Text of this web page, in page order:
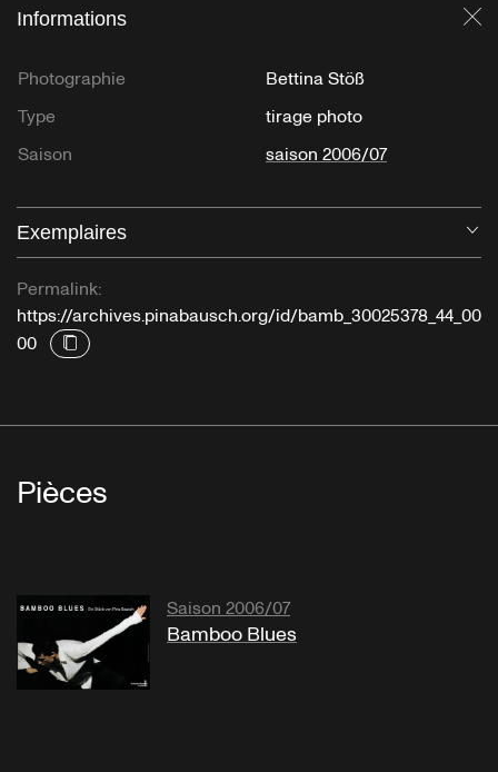
Informations
Photographie
Bettina Stöß
Type
tirage photo
Saison
saison 2006/07
Exemplaires
Permalink:
https://archives.pinabausch.org/id/bamb_30025378_44_00
00
Pièces
Saison 2006/07
Bamboo Blues